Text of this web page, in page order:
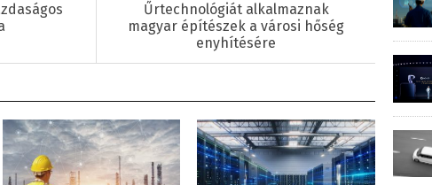
Űrtechnológiát alkalmaznak
magyar építészek a városi hőség
enyhítésére